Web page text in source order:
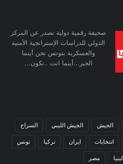
صحيفة رقمية دولية تصدر عن المركز
الدولي للدراسات الإستراتجية الأمنية
والعسكرية بتونس نحن أينما
الخبر...أينما انت ..نكون...
الجيش الجيش الليبي السراج
انتخابات ايران تركيا تونس
ليبيا مصر